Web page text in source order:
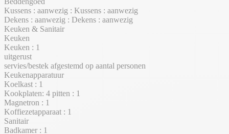
Kussens : aanwezig : Kussens : aanwezig
Dekens : aanwezig : Dekens : aanwezig
Keuken & Sanitair
Keuken
Keuken : 1
uitgerust
servies/bestek afgestemd op aantal personen
Keukenapparatuur
Koelkast : 1
Kookplaten: 4 pitten : 1
Magnetron : 1
Koffiezetapparaat : 1
Sanitair
Badkamer : 1